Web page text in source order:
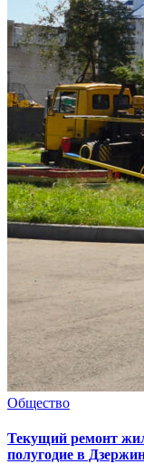
Общество
Текущий ремонт
полугодие в